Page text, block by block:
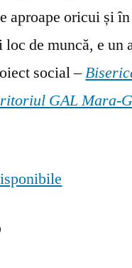
aproape oricui și
loc de muncă, e
social –
GAL Mara-